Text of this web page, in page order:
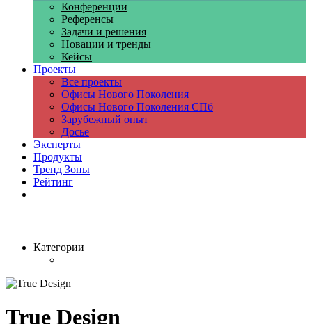
Конференции
Референсы
Задачи и решения
Новации и тренды
Кейсы
Проекты
Все проекты
Офисы Нового Поколения
Офисы Нового Поколения СПб
Зарубежный опыт
Досье
Эксперты
Продукты
Тренд Зоны
Рейтинг
Категории
True Design